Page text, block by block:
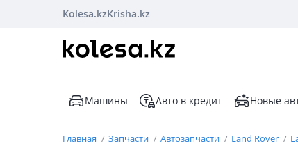
Kolesa.kzKrisha.kz
Машины Авто в кредит Новые
Главная Запчасти Автозапчасти Land Rover